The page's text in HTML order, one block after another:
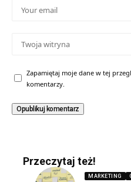
Zapamiętaj moje dane w tej
komentarzy.
Przeczytaj też!
MARKETING